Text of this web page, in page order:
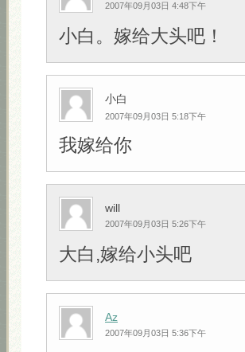
2007年09月03日 4:48下午
小白。嫁给大头吧！
小白
2007年09月03日 5:18下午
我嫁给你
will
2007年09月03日 5:26下午
大白,嫁给小头吧
Az
2007年09月03日 5:36下午